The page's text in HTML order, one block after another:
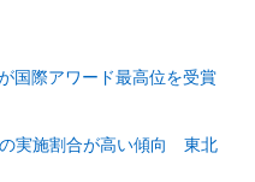
国際アワード最高位を受賞
実施割合が高い傾向 東北